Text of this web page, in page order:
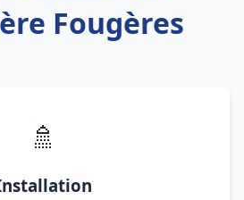
Fougères
🚿